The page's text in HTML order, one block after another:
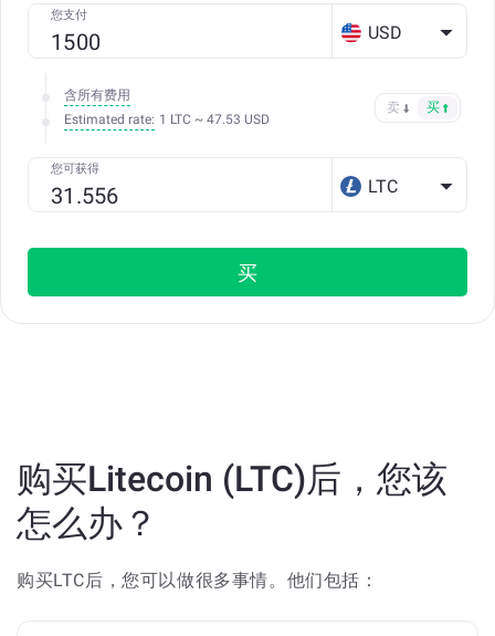
您支付
USD
含所有费用
Estimated rate: 1 LTC ~ 47.53 USD
卖 买
您可获得
LTC
买
购买Litecoin (LTC)后，您该
怎么办？
购买LTC后，您可以做很多事情。他们包括：